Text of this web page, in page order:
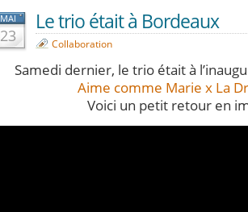
MAI
23
Le trio était à Bordeaux
Collaboration
Samedi dernier, le trio était à
Aime comme Marie x La
Voici un petit retour en